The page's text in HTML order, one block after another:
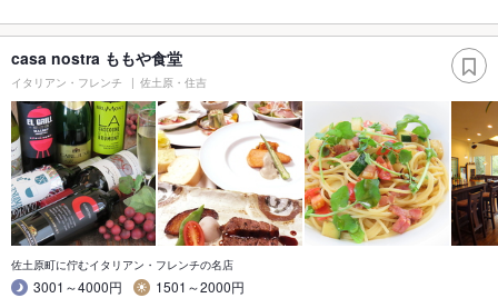
casa nostra ももや食堂
イタリアン・フレンチ 佐土原・住吉
佐土原町に佇むイタリアン・フレンチの名店
3001～4000円
1501～2000円